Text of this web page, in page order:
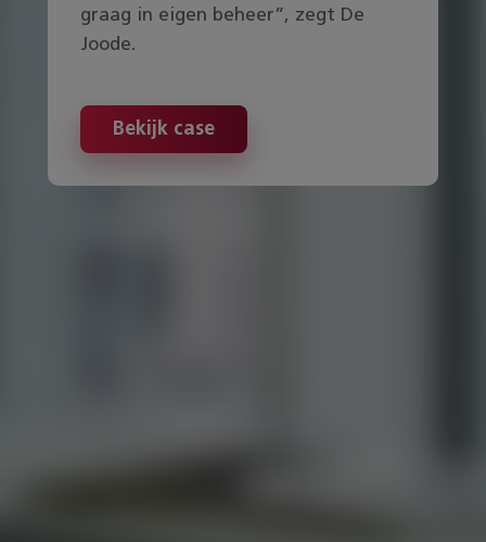
graag in eigen beheer”, zegt De
Joode.
Bekijk case